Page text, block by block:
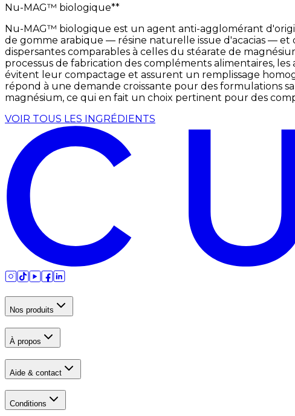
Nu-MAG™ biologique**
Nu-MAG™ biologique est un agent anti-agglomérant
de gomme arabique — résine naturelle issue d'acacias —
dispersantes comparables à celles du stéarate de
processus de fabrication des compléments alimentaires,
évitent leur compactage et assurent un remplissage
répond à une demande croissante pour des formulations
magnésium, ce qui en fait un choix pertinent pour des
VOIR TOUS LES INGRÉDIENTS
Nos produits
À propos
Aide & contact
Conditions